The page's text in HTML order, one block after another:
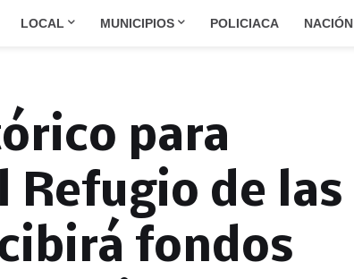
LOCAL MUNICIPIOS POLICIACA NACIÓN
para
Refugio de las
fondos